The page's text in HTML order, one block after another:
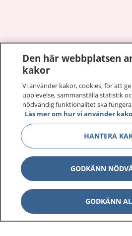
1177 på flera språk
Om 1177
Kontakt
Behandling av personuppgifter
Hantering av kakor
Inställningar för kakor
Den här webbplatsen
kakor
Vi använder kakor, cookies, för att
upplevelse, sammanställa statistik
nödvändig funktionalitet ska
Läs mer om hur vi använder
HANTERA
GODKÄNN
GODKÄNN